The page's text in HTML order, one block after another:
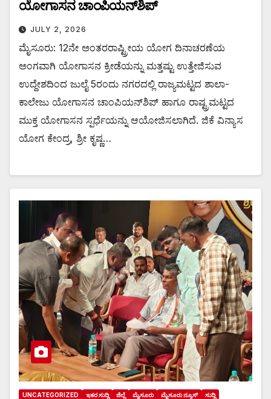
ಯೋಗಾಸನ ಚಾಂಪಿಯನ್‌ಶಿಪ್
JULY 2, 2026
ಮೈಸೂರು: 12ನೇ ಅಂತರರಾಷ್ಟ್ರೀಯ ಯೋಗ ದಿನಾಚರಣೆಯ
ಅಂಗವಾಗಿ ಯೋಗಾಸನ ಕ್ರೀಡೆಯನ್ನು ಮತ್ತಷ್ಟು ಉತ್ತೇಜಿಸುವ
ಉದ್ದೇಶದಿಂದ ಜುಲೈ 5ರಂದು ನಗರದಲ್ಲಿ ರಾಜ್ಯಮಟ್ಟದ ಶಾಲಾ-
ಕಾಲೇಜು ಯೋಗಾಸನ ಚಾಂಪಿಯನ್‌ಶಿಪ್ ಹಾಗೂ ರಾಷ್ಟ್ರಮಟ್ಟದ
ಮುಕ್ತ ಯೋಗಾಸನ ಸ್ಪರ್ಧೆಯನ್ನು ಆಯೋಜಿಸಲಾಗಿದೆ. ಜಿಕೆ ವಿನ್ಯಾಸ
ಯೋಗ ಕೇಂದ್ರ, ಶ್ರೀ ಕೃಷ್ಣ…
UNCATEGORIZED ಇತರ ಸುದ್ದಿ ಜಿಲ್ಲೆ ಮೈಸೂರು ಮೈಸೂರು ನ್ಯೂಸ್ ಸುದ್ದಿ